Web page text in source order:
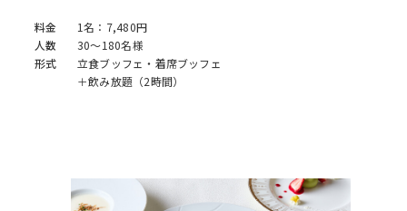
料金
1名：7,480円
人数
30～180名様
形式
立食ブッフェ・着席ブッフェ
＋飲み放題（2時間）